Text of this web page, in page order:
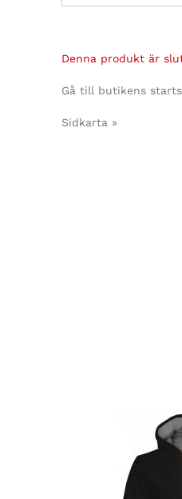
Denna produkt är
Gå till butikens
Sidkarta »